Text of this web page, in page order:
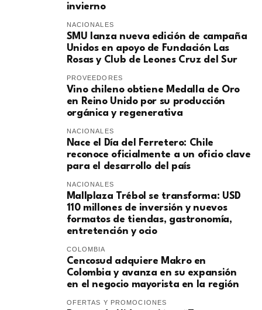
invierno
NACIONALES
SMU lanza nueva edición de campaña
Unidos en apoyo de Fundación Las
Rosas y Club de Leones Cruz del Sur
PROVEEDORES
Vino chileno obtiene Medalla de Oro
en Reino Unido por su producción
orgánica y regenerativa
NACIONALES
Nace el Día del Ferretero: Chile
reconoce oficialmente a un oficio clave
para el desarrollo del país
NACIONALES
Mallplaza Trébol se transforma: USD
110 millones de inversión y nuevos
formatos de tiendas, gastronomía,
entretención y ocio
COLOMBIA
Cencosud adquiere Makro en
Colombia y avanza en su expansión
en el negocio mayorista en la región
OFERTAS Y PROMOCIONES